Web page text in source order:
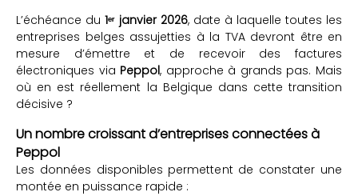
L’échéance du 1ᵉʳ janvier 2026, date à laquelle toutes les
entreprises belges assujetties à la TVA devront être en
mesure d’émettre et de recevoir des factures
électroniques via Peppol, approche à grands pas. Mais
où en est réellement la Belgique dans cette transition
décisive ?
Un nombre croissant d’entreprises connectées à
Peppol
Les données disponibles permettent de constater une
montée en puissance rapide :